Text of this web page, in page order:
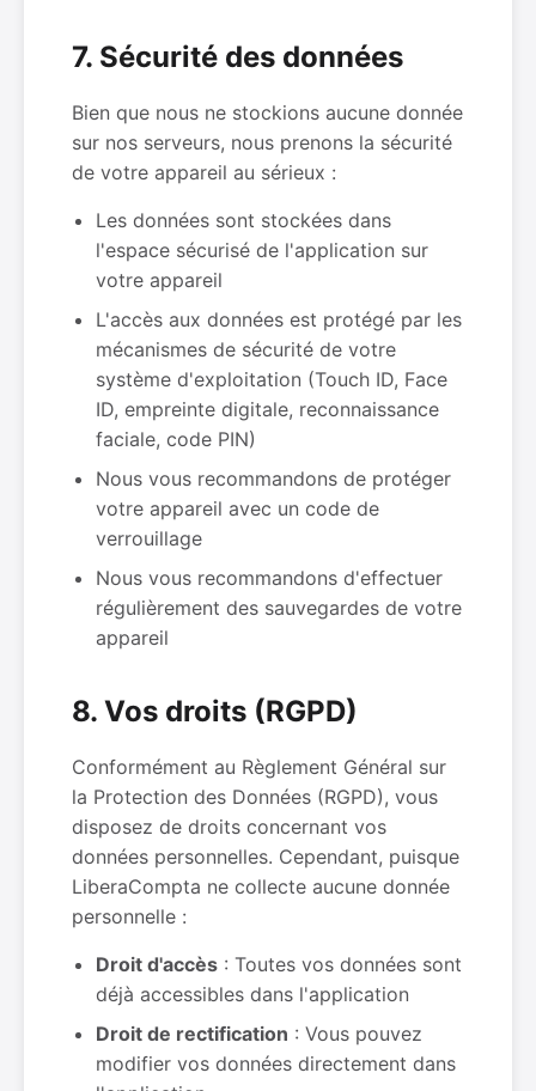
7. Sécurité des données
Bien que nous ne stockions aucune donnée
sur nos serveurs, nous prenons la sécurité
de votre appareil au sérieux :
Les données sont stockées dans
l'espace sécurisé de l'application sur
votre appareil
L'accès aux données est protégé par les
mécanismes de sécurité de votre
système d'exploitation (Touch ID, Face
ID, empreinte digitale, reconnaissance
faciale, code PIN)
Nous vous recommandons de protéger
votre appareil avec un code de
verrouillage
Nous vous recommandons d'effectuer
régulièrement des sauvegardes de votre
appareil
8. Vos droits (RGPD)
Conformément au Règlement Général sur
la Protection des Données (RGPD), vous
disposez de droits concernant vos
données personnelles. Cependant, puisque
LiberaCompta ne collecte aucune donnée
personnelle :
Droit d'accès : Toutes vos données sont
déjà accessibles dans l'application
Droit de rectification : Vous pouvez
modifier vos données directement dans